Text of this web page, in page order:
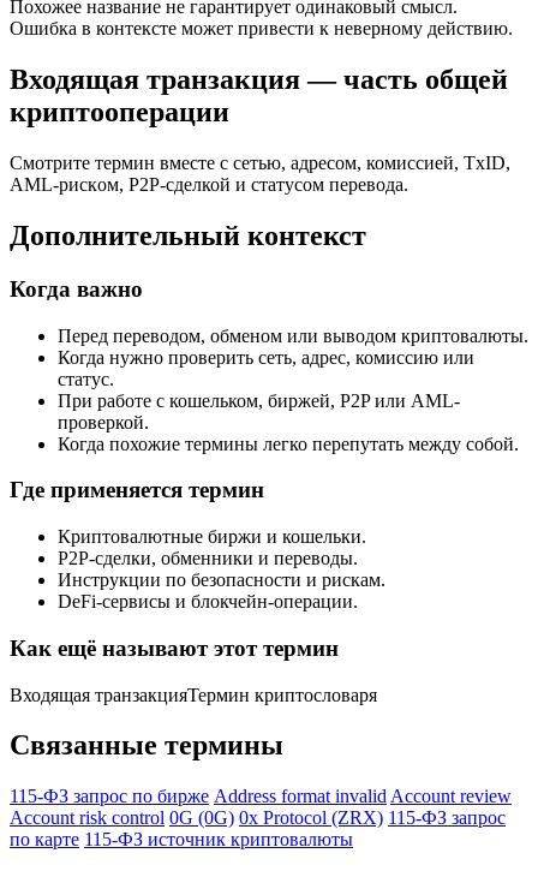
Похожее название не гарантирует одинаковый смысл.
Ошибка в контексте может привести к неверному действию.
Входящая транзакция — часть общей
криптооперации
Смотрите термин вместе с сетью, адресом, комиссией, TxID,
AML-рискoм, P2P-сделкой и статусом перевода.
Дополнительный контекст
Когда важно
Перед переводом, обменом или выводом криптовалюты.
Когда нужно проверить сеть, адрес, комиссию или
статус.
При работе с кошельком, биржей, P2P или AML-
проверкой.
Когда похожие термины легко перепутать между собой.
Где применяется термин
Криптовалютные биржи и кошельки.
P2P-сделки, обменники и переводы.
Инструкции по безопасности и рискам.
DeFi-сервисы и блокчейн-операции.
Как ещё называют этот термин
Входящая транзакцияТермин криптословаря
Связанные термины
115-ФЗ запрос по бирже Address format invalid Account review
Account risk control 0G (0G) 0x Protocol (ZRX) 115-ФЗ запрос
по карте 115-ФЗ источник криптовалюты